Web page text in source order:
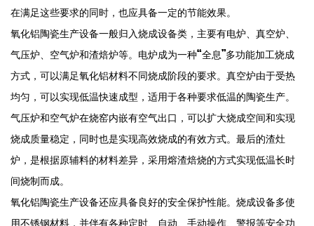
在满足这些要求的同时，也应具备一定的节能效果。
氧化铝陶瓷生产设备一般归入烧成设备类，主要有电炉、真空炉、
气压炉、空气炉和渣焙炉等。电炉成为一种“全息”多功能加工烧成
方式，可以满足氧化铝材料不同烧成阶段的要求。真空炉由于受热
均匀，可以实现低温快速成型，适用于各种要求低温的陶瓷生产。
气压炉和空气炉在烧窑内嵌有空气出口，可以扩大烧成空间和实现
烧成质量稳定，同时也是实现高效烧成的有效方式。最后的渣灶
炉，是根据原辅料的材料差异，采用熔渣焙烧的方式实现低温长时
间烧制而成。
氧化铝陶瓷生产设备还应具备良好的安全保护性能。烧成设备多使
用不锈钢材料，并伴有各种定时、自动、手动操作、警报等安全功